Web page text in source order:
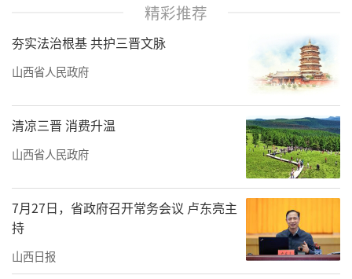
《黑神话：悟空》火了，一同带火的还有
山西文旅。游戏里多处场景均来自山西，游戏
过程仿佛是对古建筑的一次深度巡礼，让玩家
在享受游戏的同时，领略中华文明的深邃与广
博。游戏发售以来，山西旅游频频冲上热搜，
网友纷纷喊话：希望山西能接好这波泼天的富
贵。游戏为何大多在山西取景？面对这突如其
来的流量，山西能接好吗？未来，山西又将怎
么延续这段“神话”？带着诸多问题，记者开
启了解谜之旅。
精彩推荐
夯实法治根基 共护三晋文脉
山西省人民政府
清凉三晋 消费升温
山西省人民政府
7月27日，省政府召开常务会议 卢东亮主
持
山西日报